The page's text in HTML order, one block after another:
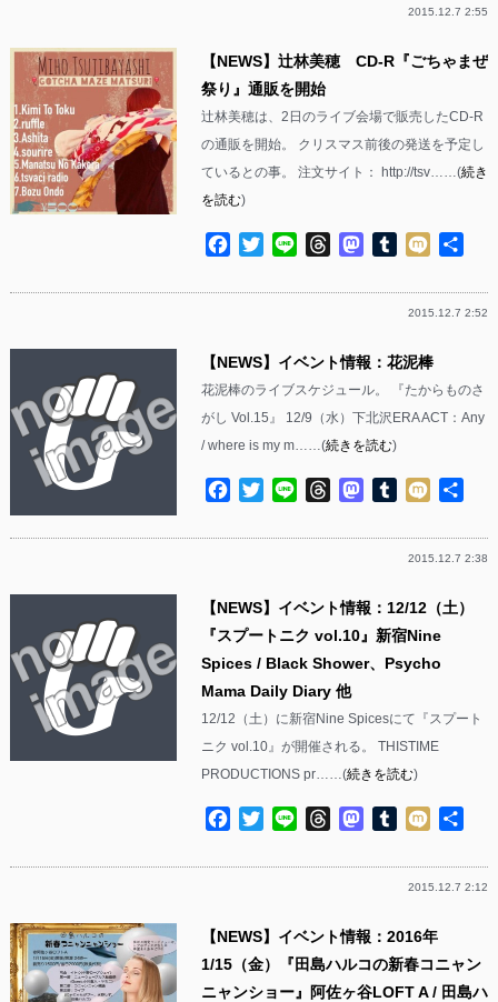
2015.12.7 2:55
【NEWS】辻林美穂 CD-R『ごちゃまぜ
祭り』通販を開始
辻林美穂は、2日のライブ会場で販売したCD-R
の通販を開始。 クリスマス前後の発送を予定し
ているとの事。 注文サイト： http://tsv……(続き
を読む)
Facebook
TwitterLine ThreadsMastodon
Tumblr
Mixi
2015.12.7 2:52
【NEWS】イベント情報：花泥棒
花泥棒のライブスケジュール。 『たからものさ
がし Vol.15』 12/9（水）下北沢ERA ACT：Any
/ where is my m……(続きを読む)
Facebook
TwitterLine ThreadsMastodon
Tumblr
Mixi
2015.12.7 2:38
【NEWS】イベント情報：12/12（土）
『スプートニク vol.10』新宿Nine
Spices / Black Shower、Psycho
Mama Daily Diary 他
12/12（土）に新宿Nine Spicesにて『スプート
ニク vol.10』が開催される。 THISTIME
PRODUCTIONS pr……(続きを読む)
Facebook
TwitterLine ThreadsMastodon
Tumblr
Mixi
2015.12.7 2:12
【NEWS】イベント情報：2016年
1/15（金）『田島ハルコの新春コニャン
ニャンショー』阿佐ヶ谷LOFT A / 田島ハ